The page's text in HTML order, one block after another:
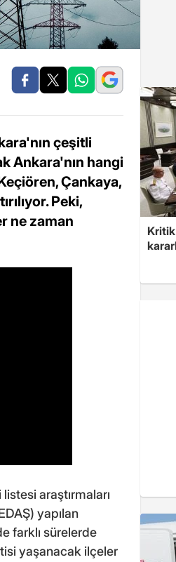
çeşitli
Ankara'nın hangi
Çankaya,
Peki,
ne zaman
araştırmaları
yapılan
farklı sürelerde
yaşanacak ilçeler
Kritik